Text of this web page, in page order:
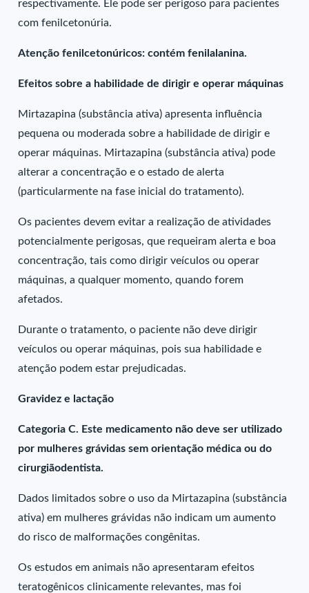
respectivamente. Ele pode ser perigoso para pacientes
com fenilcetonúria.
Atenção fenilcetonúricos: contém fenilalanina.
Efeitos sobre a habilidade de dirigir e operar máquinas
Mirtazapina (substância ativa) apresenta influência
pequena ou moderada sobre a habilidade de dirigir e
operar máquinas. Mirtazapina (substância ativa) pode
alterar a concentração e o estado de alerta
(particularmente na fase inicial do tratamento).
Os pacientes devem evitar a realização de atividades
potencialmente perigosas, que requeiram alerta e boa
concentração, tais como dirigir veículos ou operar
máquinas, a qualquer momento, quando forem
afetados.
Durante o tratamento, o paciente não deve dirigir
veículos ou operar máquinas, pois sua habilidade e
atenção podem estar prejudicadas.
Gravidez e lactação
Categoria C. Este medicamento não deve ser utilizado
por mulheres grávidas sem orientação médica ou do
cirurgiãodentista.
Dados limitados sobre o uso da Mirtazapina (substância
ativa) em mulheres grávidas não indicam um aumento
do risco de malformações congênitas.
Os estudos em animais não apresentaram efeitos
teratogênicos clinicamente relevantes, mas foi